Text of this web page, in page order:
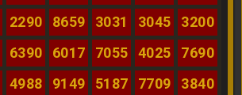
2290 8659 3031 3045
3200
6390 6017 7055 4025
7690
4988 9149 5187 7709
3840